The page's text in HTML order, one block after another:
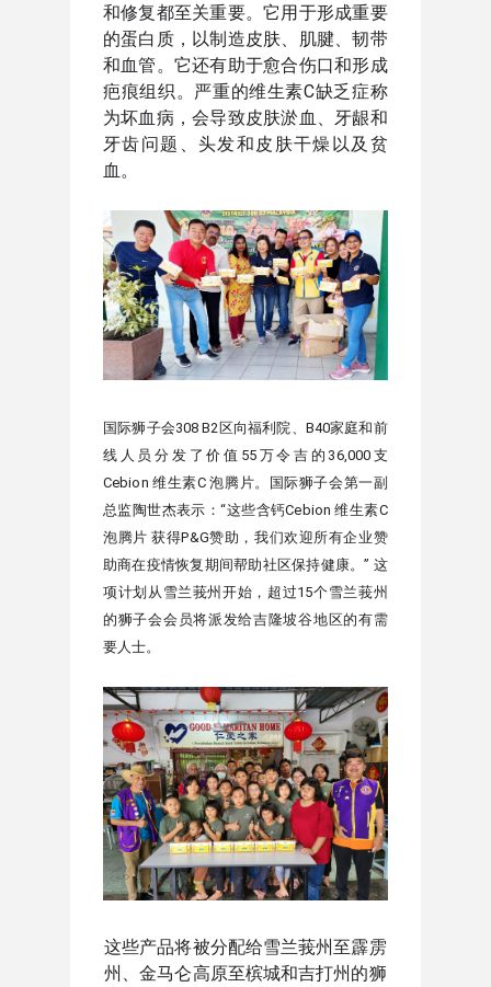
和修复都至关重要。它用于形成重要
的蛋白质，以制造皮肤、肌腱、韧带
和血管。它还有助于愈合伤口和形成
疤痕组织。严重的维生素C缺乏症称
为坏血病，会导致皮肤淤血、牙龈和
牙齿问题、头发和皮肤干燥以及贫
国际狮子会308 B2区向福利院、B40家庭和前
线人员分发了价值55万令吉的36,000支
Cebion 维生素C 泡腾片。
国际狮子会第一副
总监陶世杰表示：“这些含钙Cebion 维生素C
泡腾片 获得P&G赞助，我们欢迎所有企业赞
助商在疫情恢复期间帮助社区保持健康。” 这
项计划从雪兰莪州开始，超过15个雪兰莪州
的狮子会会员将派发给吉隆坡谷地区的有需
要人士。
这些产品将被分配给雪兰莪州至霹雳
州、金马仑高原至槟城和吉打州的狮